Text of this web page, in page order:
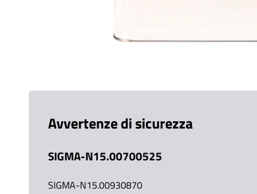
Avvertenze di sicurezza
SIGMA-N15.00700525
SIGMA-N15.00930870